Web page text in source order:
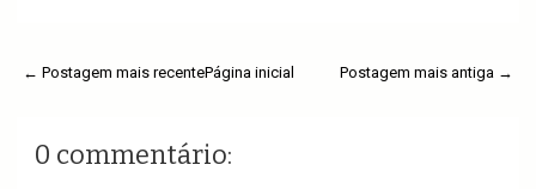
← Postagem mais recente Postagem mais antiga →
Página inicial
0 commentário: